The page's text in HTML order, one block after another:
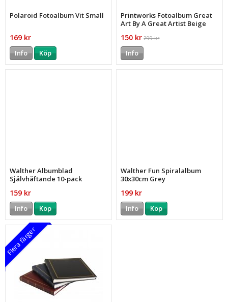
Polaroid Fotoalbum Vit Small
169 kr
Info Köp
Printworks Fotoalbum Great
Art By A Great Artist Beige
150 kr 299 kr
Info
Walther Albumblad
Självhäftande 10-pack
159 kr
Info Köp
Walther Fun Spiralalbum
30x30cm Grey
199 kr
Info Köp
Flera färger